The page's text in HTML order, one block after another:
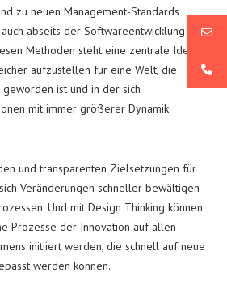
zu neuen Management-Standards
abseits der Softwareentwicklung
Methoden steht eine zentrale Idee:
aufzustellen für eine Welt, die
ist und in der sich
mit immer größerer Dynamik
und transparenten Zielsetzungen für
Veränderungen schneller bewältigen
Und mit Design Thinking können
Prozesse der Innovation auf allen
initiiert werden, die schnell auf neue
werden können.